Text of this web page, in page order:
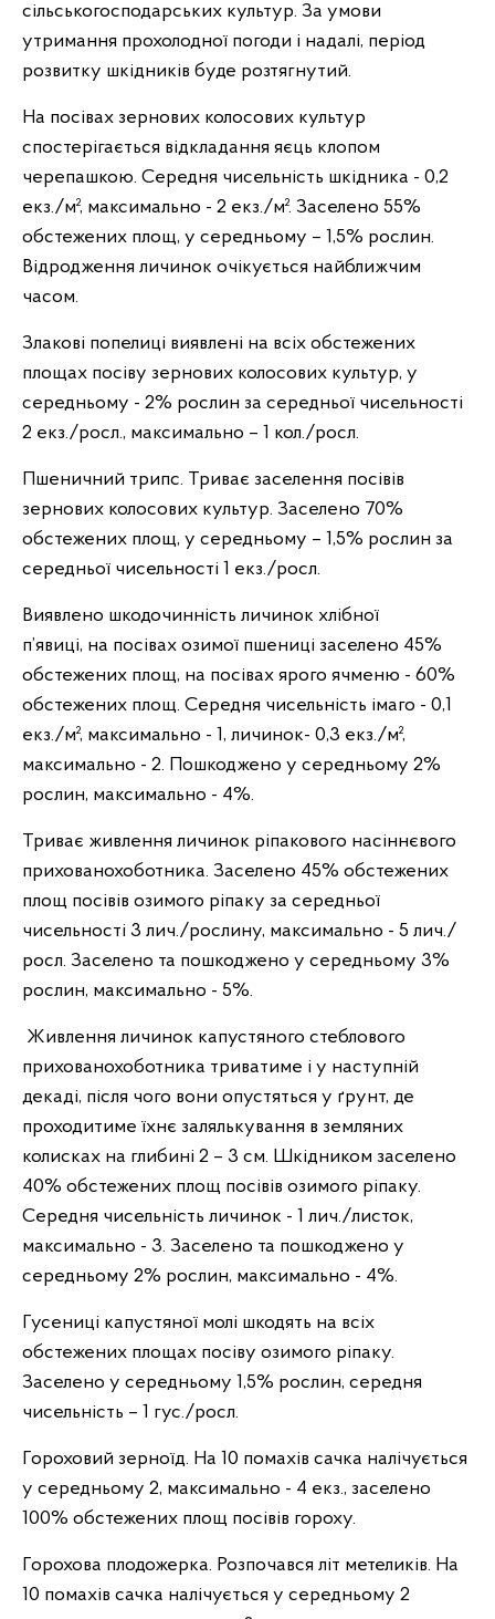
сільськогосподарських культур. За умови
утримання прохолодної погоди і надалі, період
розвитку шкідників буде розтягнутий.
На посівах зернових колосових культур
спостерігається відкладання яєць клопом
черепашкою. Середня чисельність шкідника - 0,2
екз./м², максимально - 2 екз./м². Заселено 55%
обстежених площ, у середньому – 1,5% рослин.
Відродження личинок очікується найближчим
часом.
Злакові попелиці виявлені на всіх обстежених
площах посіву зернових колосових культур, у
середньому - 2% рослин за середньої чисельності
2 екз./росл., максимально – 1 кол./росл.
Пшеничний трипс. Триває заселення посівів
зернових колосових культур. Заселено 70%
обстежених площ, у середньому – 1,5% рослин за
середньої чисельності 1 екз./росл.
Виявлено шкодочинність личинок хлібної
п’явиці, на посівах озимої пшениці заселено 45%
обстежених площ, на посівах ярого ячменю - 60%
обстежених площ. Середня чисельність імаго - 0,1
екз./м², максимально - 1, личинок- 0,3 екз./м²,
максимально - 2. Пошкоджено у середньому 2%
рослин, максимально - 4%.
Триває живлення личинок ріпакового насіннєвого
прихованохоботника. Заселено 45% обстежених
площ посівів озимого ріпаку за середньої
чисельності 3 лич./рослину, максимально - 5 лич./
росл. Заселено та пошкоджено у середньому 3%
рослин, максимально - 5%.
Живлення личинок капустяного стеблового
прихованохоботника триватиме і у наступній
декаді, після чого вони опустяться у ґрунт, де
проходитиме їхнє залялькування в земляних
колисках на глибині 2 – 3 см. Шкідником заселено
40% обстежених площ посівів озимого ріпаку.
Середня чисельність личинок - 1 лич./листок,
максимально - 3. Заселено та пошкоджено у
середньому 2% рослин, максимально - 4%.
Гусениці капустяної молі шкодять на всіх
обстежених площах посіву озимого ріпаку.
Заселено у середньому 1,5% рослин, середня
чисельність – 1 гус./росл.
Гороховий зерноїд. На 10 помахів сачка налічується
у середньому 2, максимально - 4 екз., заселено
100% обстежених площ посівів гороху.
Горохова плодожерка. Розпочався літ метеликів. На
10 помахів сачка налічується у середньому 2